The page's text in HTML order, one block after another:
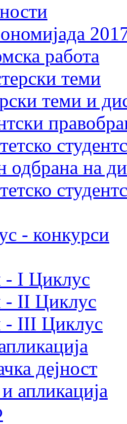
работа
теми
теми и
одбрана на
- конкурси
- I Циклус
- II Циклус
- III Циклус
дејност
апликација